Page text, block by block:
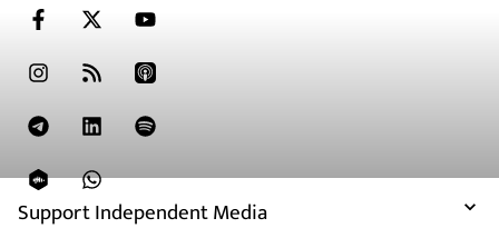
Support Independent Media